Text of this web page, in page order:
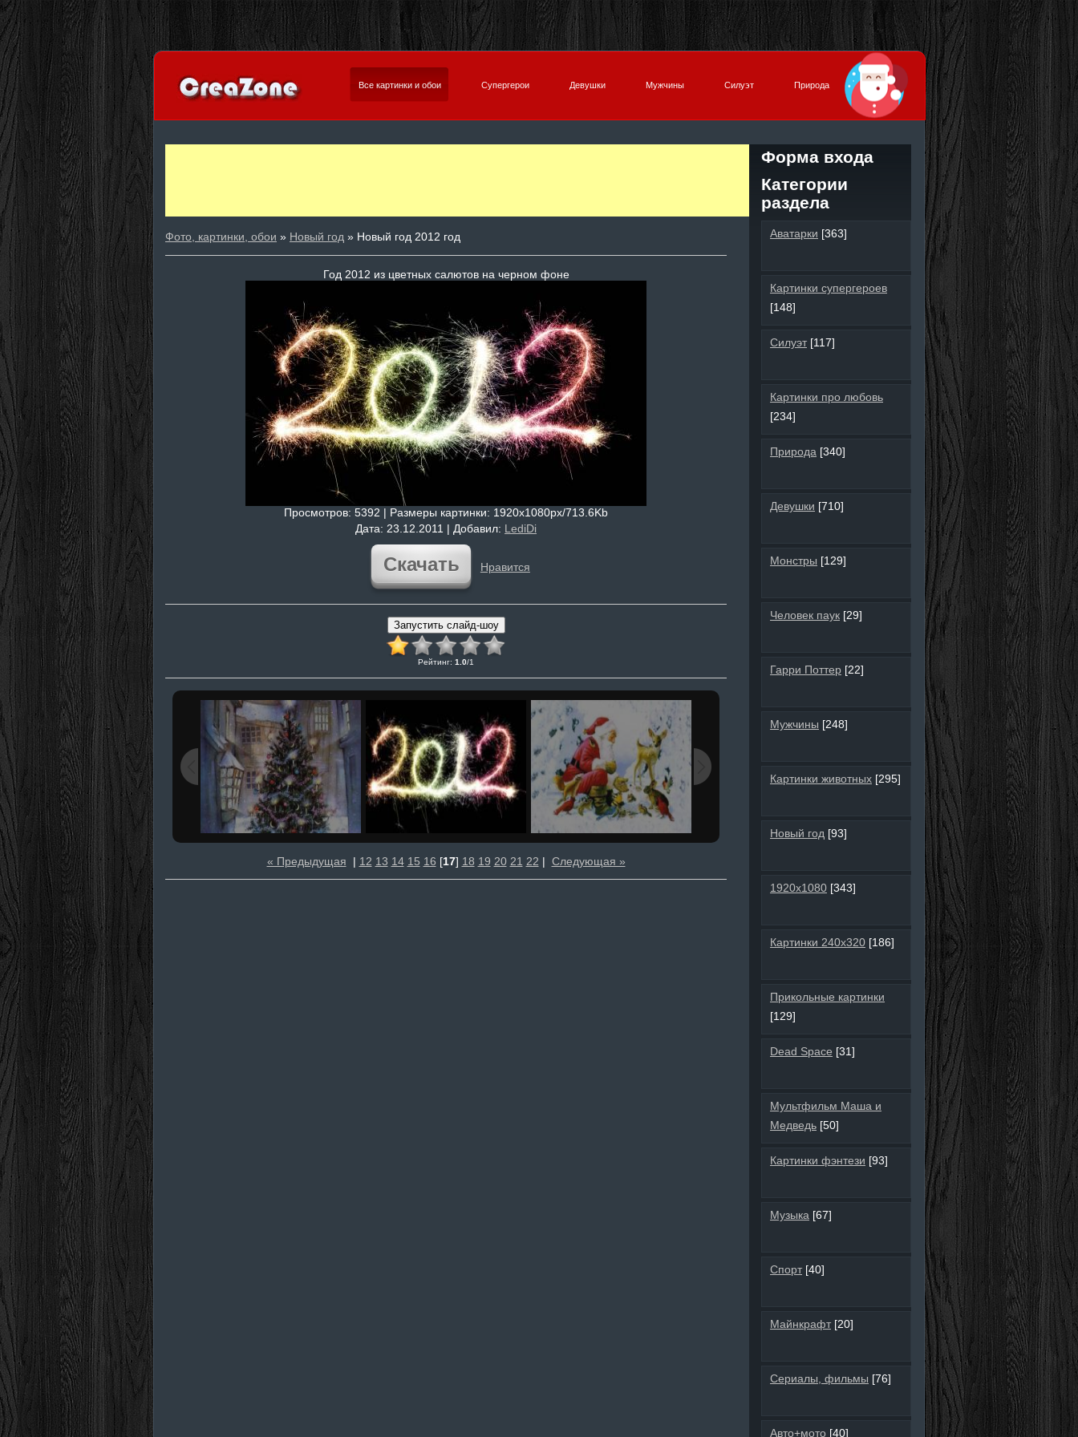
Все картинки и обои Супергерои Девушки Мужчины Силуэт Природа
Фото, картинки, обои » Новый год » Новый год 2012 год
Год 2012 из цветных салютов на черном фоне
Просмотров: 5392 | Размеры картинки: 1920x1080px/713.6Kb
Дата: 23.12.2011 | Добавил: LediDi
Скачать Нравится
Рейтинг: 1.0/1
« Предыдущая | 12 13 14 15 16 [17] 18 19 20 21 22 | Следующая »
Форма входа
Категории
раздела
Аватарки [363]
Картинки супергероев
[148]
Силуэт [117]
Картинки про любовь
[234]
Природа [340]
Девушки [710]
Монстры [129]
Человек паук [29]
Гарри Поттер [22]
Мужчины [248]
Картинки животных [295]
Новый год [93]
1920х1080 [343]
Картинки 240х320 [186]
Прикольные картинки
[129]
Dead Space [31]
Мультфильм Маша и
Медведь [50]
Картинки фэнтези [93]
Музыка [67]
Спорт [40]
Майнкрафт [20]
Сериалы, фильмы [76]
Авто+мото [40]